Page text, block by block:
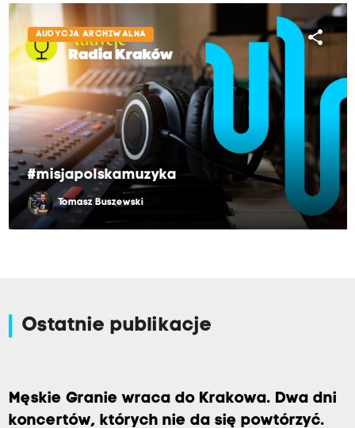
AUDYCJA ARCHIWALNA share
#misjapolskamuzyka
Tomasz Buszewski
Ostatnie publikacje
Męskie Granie wraca do Krakowa. Dwa dni
koncertów, których nie da się powtórzyć.